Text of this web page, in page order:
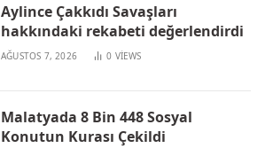
Aylince Çakkıdı Savaşları
hakkındaki rekabeti değerlendirdi
AĞUSTOS 7, 2026 0 VIEWS
Malatyada 8 Bin 448 Sosyal
Konutun Kurası Çekildi